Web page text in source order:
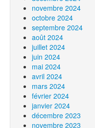
novembre 2024
octobre 2024
septembre 2024
août 2024
juillet 2024
juin 2024
mai 2024
avril 2024
mars 2024
février 2024
janvier 2024
décembre 2023
novembre 2023